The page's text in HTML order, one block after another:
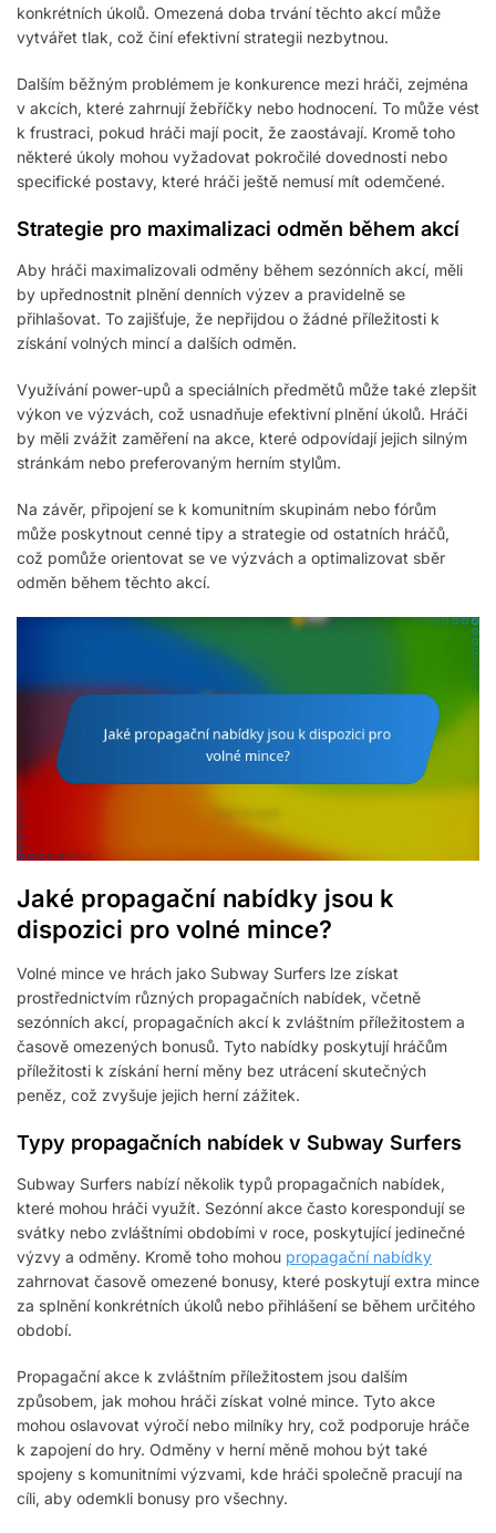
konkrétních úkolů. Omezená doba trvání těchto akcí může
vytvářet tlak, což činí efektivní strategii nezbytnou.
Dalším běžným problémem je konkurence mezi hráči, zejména
v akcích, které zahrnují žebříčky nebo hodnocení. To může vést
k frustraci, pokud hráči mají pocit, že zaostávají. Kromě toho
některé úkoly mohou vyžadovat pokročilé dovednosti nebo
specifické postavy, které hráči ještě nemusí mít odemčené.
Strategie pro maximalizaci odměn během akcí
Aby hráči maximalizovali odměny během sezónních akcí, měli
by upřednostnit plnění denních výzev a pravidelně se
přihlašovat. To zajišťuje, že nepřijdou o žádné příležitosti k
získání volných mincí a dalších odměn.
Využívání power-upů a speciálních předmětů může také zlepšit
výkon ve výzvách, což usnadňuje efektivní plnění úkolů. Hráči
by měli zvážit zaměření na akce, které odpovídají jejich silným
stránkám nebo preferovaným herním stylům.
Na závěr, připojení se k komunitním skupinám nebo fórům
může poskytnout cenné tipy a strategie od ostatních hráčů,
což pomůže orientovat se ve výzvách a optimalizovat sběr
odměn během těchto akcí.
Jaké propagační nabídky jsou k
dispozici pro volné mince?
Volné mince ve hrách jako Subway Surfers lze získat
prostřednictvím různých propagačních nabídek, včetně
sezónních akcí, propagačních akcí k zvláštním příležitostem a
časově omezených bonusů. Tyto nabídky poskytují hráčům
příležitosti k získání herní měny bez utrácení skutečných
peněz, což zvyšuje jejich herní zážitek.
Typy propagačních nabídek v Subway Surfers
Subway Surfers nabízí několik typů propagačních nabídek,
které mohou hráči využít. Sezónní akce často korespondují se
svátky nebo zvláštními obdobími v roce, poskytující jedinečné
výzvy a odměny. Kromě toho mohou propagační nabídky
zahrnovat časově omezené bonusy, které poskytují extra mince
za splnění konkrétních úkolů nebo přihlášení se během určitého
období.
Propagační akce k zvláštním příležitostem jsou dalším
způsobem, jak mohou hráči získat volné mince. Tyto akce
mohou oslavovat výročí nebo milníky hry, což podporuje hráče
k zapojení do hry. Odměny v herní měně mohou být také
spojeny s komunitními výzvami, kde hráči společně pracují na
cíli, aby odemkli bonusy pro všechny.